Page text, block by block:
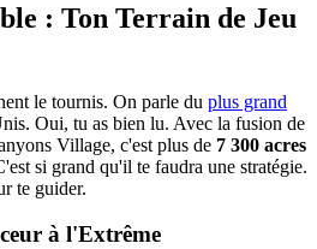
: Ton Terrain de Jeu
le tournis. On parle du plus grand
Oui, tu as bien lu. Avec la fusion de
Village, c'est plus de 7 300 acres
si grand qu'il te faudra une stratégie.
te guider.
à l'Extrême